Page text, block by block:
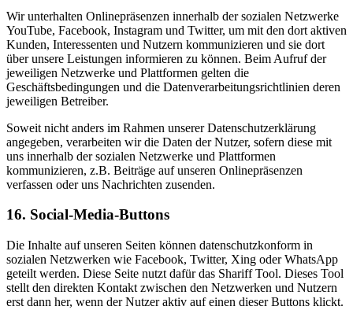
Wir unterhalten Onlinepräsenzen innerhalb der sozialen Netzwerke
YouTube, Facebook, Instagram und Twitter, um mit den dort aktiven
Kunden, Interessenten und Nutzern kommunizieren und sie dort
über unsere Leistungen informieren zu können. Beim Aufruf der
jeweiligen Netzwerke und Plattformen gelten die
Geschäftsbedingungen und die Datenverarbeitungsrichtlinien deren
jeweiligen Betreiber.
Soweit nicht anders im Rahmen unserer Datenschutzerklärung
angegeben, verarbeiten wir die Daten der Nutzer, sofern diese mit
uns innerhalb der sozialen Netzwerke und Plattformen
kommunizieren, z.B. Beiträge auf unseren Onlinepräsenzen
verfassen oder uns Nachrichten zusenden.
16. Social-Media-Buttons
Die Inhalte auf unseren Seiten können datenschutzkonform in
sozialen Netzwerken wie Facebook, Twitter, Xing oder WhatsApp
geteilt werden. Diese Seite nutzt dafür das Shariff Tool. Dieses Tool
stellt den direkten Kontakt zwischen den Netzwerken und Nutzern
erst dann her, wenn der Nutzer aktiv auf einen dieser Buttons klickt.